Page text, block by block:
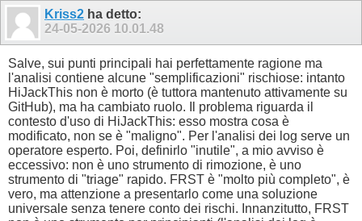
Kriss2 ha detto:
24-05-2026 10.01.48
Salve, sui punti principali hai perfettamente ragione ma
l'analisi contiene alcune "semplificazioni" rischiose: intanto
HiJackThis non è morto (è tuttora mantenuto attivamente su
GitHub), ma ha cambiato ruolo. Il problema riguarda il
contesto d'uso di HiJackThis: esso mostra cosa è
modificato, non se è "maligno". Per l'analisi dei log serve un
operatore esperto. Poi, definirlo "inutile", a mio avviso è
eccessivo: non è uno strumento di rimozione, è uno
strumento di "triage" rapido. FRST è "molto più completo", è
vero, ma attenzione a presentarlo come una soluzione
universale senza tenere conto dei rischi. Innanzitutto, FRST